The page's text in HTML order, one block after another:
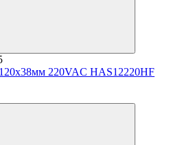
220VAC HAS12220HF